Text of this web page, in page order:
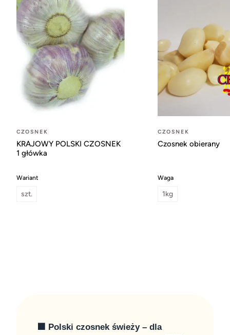
CZOSNEK
KRAJOWY POLSKI CZOSNEK
1 główka
Wariant
szt.
CZOSNEK
Czosnek obierany
Waga
1kg
🟧 Polski czosnek świeży – dla